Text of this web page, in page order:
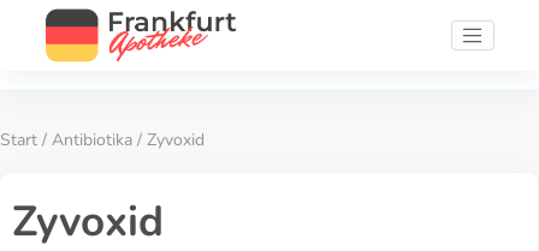
Start / Antibiotika / Zyvoxid
Zyvoxid